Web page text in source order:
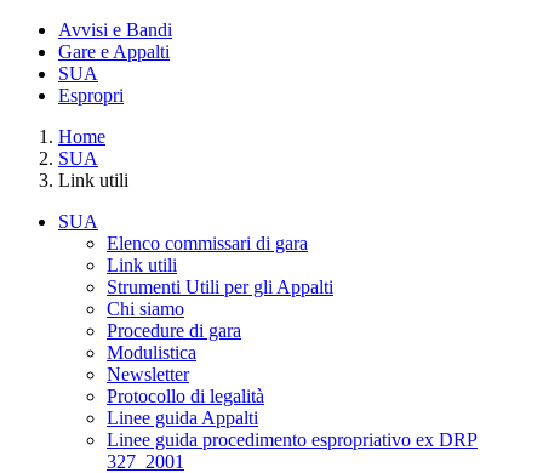
Avvisi e Bandi
Gare e Appalti
SUA
Espropri
Home
SUA
Link utili
SUA
Elenco commissari di gara
Link utili
Strumenti Utili per gli Appalti
Chi siamo
Procedure di gara
Modulistica
Newsletter
Protocollo di legalità
Linee guida Appalti
Linee guida procedimento espropriativo ex DRP
327_2001